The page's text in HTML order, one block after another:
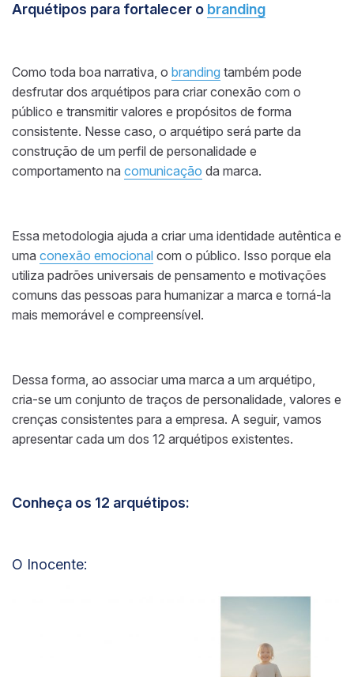
Arquétipos para fortalecer o branding
Como toda boa narrativa, o branding também pode
desfrutar dos arquétipos para criar conexão com o
público e transmitir valores e propósitos de forma
consistente. Nesse caso, o arquétipo será parte da
construção de um perfil de personalidade e
comportamento na comunicação da marca.
Essa metodologia ajuda a criar uma identidade autêntica e
uma conexão emocional com o público. Isso porque ela
utiliza padrões universais de pensamento e motivações
comuns das pessoas para humanizar a marca e torná-la
mais memorável e compreensível.
Dessa forma, ao associar uma marca a um arquétipo,
cria-se um conjunto de traços de personalidade, valores e
crenças consistentes para a empresa. A seguir, vamos
apresentar cada um dos 12 arquétipos existentes.
Conheça os 12 arquétipos:
O Inocente: